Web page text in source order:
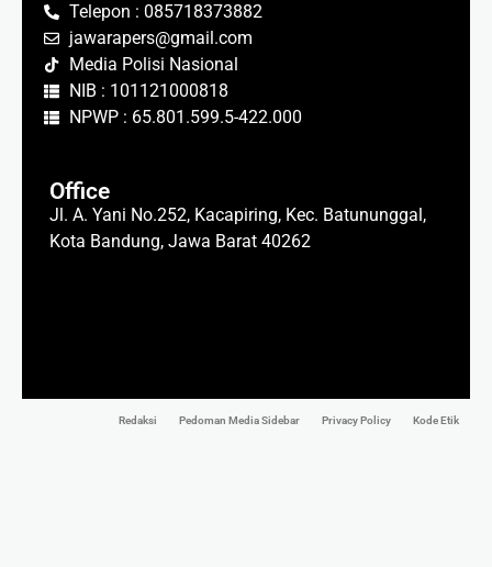
Telepon : 085718373882
jawarapers@gmail.com
Media Polisi Nasional
NIB : 101121000818
NPWP : 65.801.599.5-422.000
Office
Jl. A. Yani No.252, Kacapiring, Kec. Batununggal,
Kota Bandung, Jawa Barat 40262
Redaksi Pedoman Media Sidebar Privacy Policy Kode Etik